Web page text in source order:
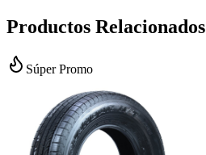
Productos Relacionados
Súper Promo